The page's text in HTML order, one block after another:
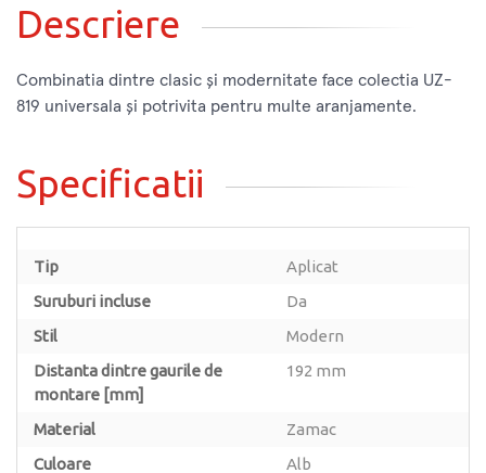
Descriere
Combinatia dintre clasic și modernitate face colectia UZ-
819 universala și potrivita pentru multe aranjamente.
Specificatii
Tip
Aplicat
Suruburi incluse
Da
Stil
Modern
Distanta dintre gaurile de
montare [mm]
192 mm
Material
Zamac
Culoare
Alb